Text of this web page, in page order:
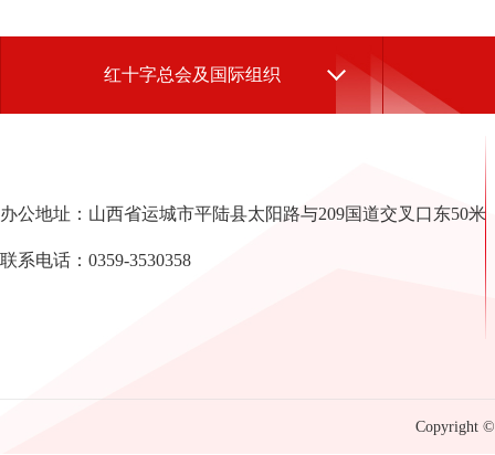
红十字总会及国际组织
办公地址：山西省运城市平陆县太阳路与209国道交叉口东50米
联系电话：0359-3530358
Copyright